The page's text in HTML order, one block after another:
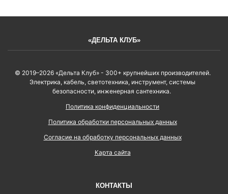
«ДЕЛЬТА КЛУБ»
© 2019–2026 «Дельта Клуб» - 300+ крупнейших производителей.
Электрика, кабель, светотехника, инструмент, системы
безопасности, инженерная сантехника.
Политика конфиденциальности
Политика обработки персональных данных
Согласие на обработку персональных данных
Карта сайта
КОНТАКТЫ